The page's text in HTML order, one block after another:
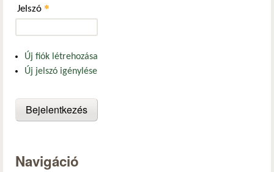
Jelszó *
Új fiók létrehozása
Új jelszó igénylése
Navigáció